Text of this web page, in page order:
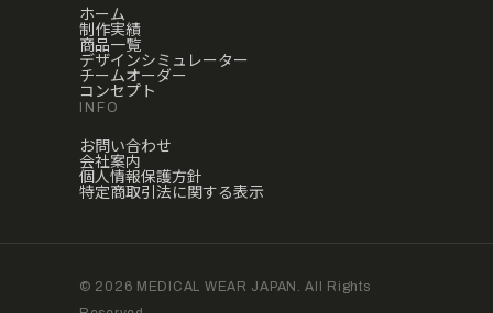
ホーム
制作実績
商品一覧
デザインシミュレーター
チームオーダー
コンセプト
INFO
お問い合わせ
会社案内
個人情報保護方針
特定商取引法に関する表示
© 2026 MEDICAL WEAR JAPAN. All Rights